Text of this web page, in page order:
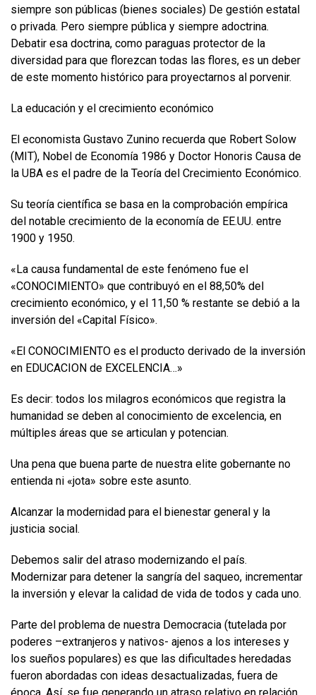
siempre son públicas (bienes sociales) De gestión estatal
o privada. Pero siempre pública y siempre adoctrina.
Debatir esa doctrina, como paraguas protector de la
diversidad para que florezcan todas las flores, es un deber
de este momento histórico para proyectarnos al porvenir.
La educación y el crecimiento económico
El economista Gustavo Zunino recuerda que Robert Solow
(MIT), Nobel de Economía 1986 y Doctor Honoris Causa de
la UBA es el padre de la Teoría del Crecimiento Económico.
Su teoría científica se basa en la comprobación empírica
del notable crecimiento de la economía de EE.UU. entre
1900 y 1950.
«La causa fundamental de este fenómeno fue el
«CONOCIMIENTO» que contribuyó en el 88,50% del
crecimiento económico, y el 11,50 % restante se debió a la
inversión del «Capital Físico».
«El CONOCIMIENTO es el producto derivado de la inversión
en EDUCACION de EXCELENCIA…»
Es decir: todos los milagros económicos que registra la
humanidad se deben al conocimiento de excelencia, en
múltiples áreas que se articulan y potencian.
Una pena que buena parte de nuestra elite gobernante no
entienda ni «jota» sobre este asunto.
Alcanzar la modernidad para el bienestar general y la
justicia social.
Debemos salir del atraso modernizando el país.
Modernizar para detener la sangría del saqueo, incrementar
la inversión y elevar la calidad de vida de todos y cada uno.
Parte del problema de nuestra Democracia (tutelada por
poderes –extranjeros y nativos- ajenos a los intereses y
los sueños populares) es que las dificultades heredadas
fueron abordadas con ideas desactualizadas, fuera de